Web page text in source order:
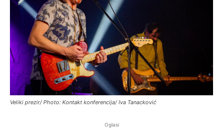
Veliki prezir/ Photo: Kontakt konferencija/ Iva Tanacković
Oglasi